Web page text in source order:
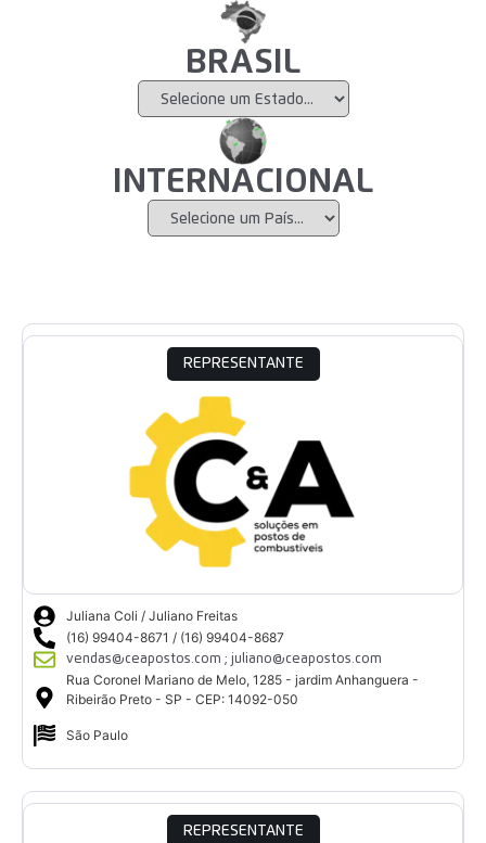
BRASIL
INTERNACIONAL
REPRESENTANTE
Juliana Coli / Juliano Freitas
(16) 99404-8671 / (16) 99404-8687
vendas@ceapostos.com ; juliano@ceapostos.com
Rua Coronel Mariano de Melo, 1285 - jardim Anhanguera -
Ribeirão Preto - SP - CEP: 14092-050
São Paulo
REPRESENTANTE